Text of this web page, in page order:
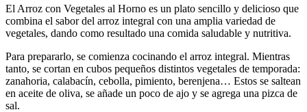
El Arroz con Vegetales al Horno es un plato sencillo y delicioso que
combina el sabor del arroz integral con una amplia variedad de
vegetales, dando como resultado una comida saludable y nutritiva.
Para prepararlo, se comienza cocinando el arroz integral. Mientras
tanto, se cortan en cubos pequeños distintos vegetales de temporada:
zanahoria, calabacín, cebolla, pimiento, berenjena… Estos se saltean
en aceite de oliva, se añade un poco de ajo y se agrega una pizca de
sal.